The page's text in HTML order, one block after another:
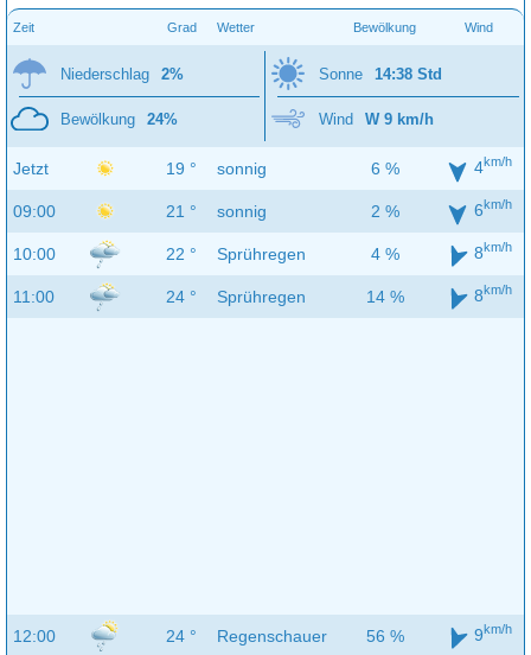
Zeit Grad Wetter Bewölkung Wind
Niederschlag 2%
Bewölkung 24%
Sonne 14:38 Std
Wind W 9 km/h
Jetzt 19 ° sonnig 6 % 4km/h
09:00 21 ° sonnig 2 % 6km/h
10:00 22 ° Sprühregen 4 % 8km/h
11:00 24 ° Sprühregen 14 % 8km/h
12:00 24 ° Regenschauer 56 % 9km/h